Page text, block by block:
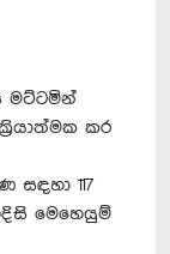
මට්ටමින්
කර
117
මෙහෙයුම්